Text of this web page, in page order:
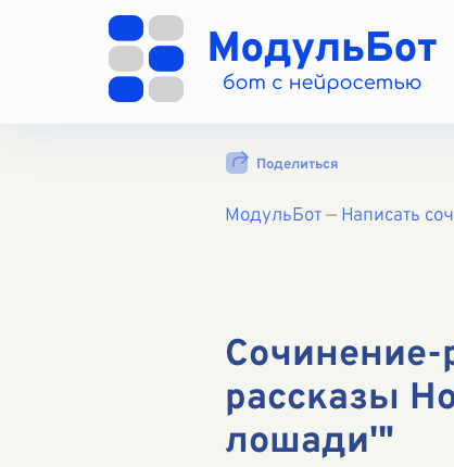
Поделиться
МодульБот— Написать
Сочинение-
рассказы
лошади'"